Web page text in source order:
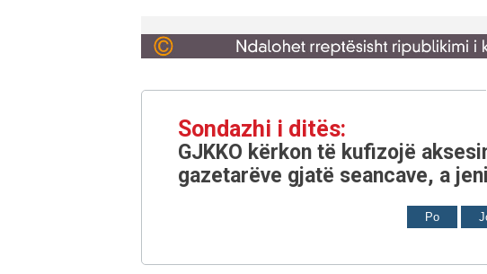
Sondazhi i ditës:
GJKKO kërkon të kufizojë
gazetarëve gjatë seancave, a
Po